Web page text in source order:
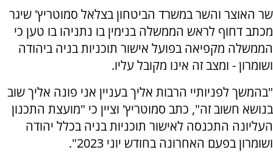
שר האוצר והשר במשרד הביטחון בצלאל סמוטריץ' שיגר
מכתב דחוף לראש הממשלה בנימין בו נתניהו בו טען כי
הממשלה מקפיאה בפועל אישור תוכניות בניה ביהודה
ושומרון - ומצב זה אינו מקובל עליו.
"בהמשך לפניותיי הרבות אליך בעניין אני פונה אליך שוב
בנושא חשוב זה", כתב סמוטריץ' וציין כי "מועצת התכנון
העליונה התכנסה לאישור תוכניות בניה בכלל יהודה
ושומרון בפעם האחרונה בחודש יוני 2023".